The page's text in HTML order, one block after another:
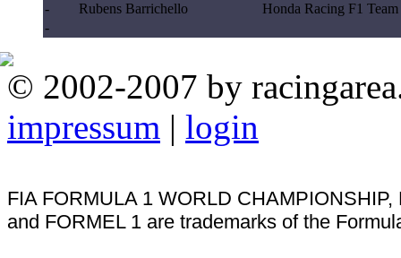
-
Rubens Barrichello
Honda Racing F1 Team
-
© 2002-2007 by
impressum | login
FIA FORMULA 1 WORLD
and FORMEL 1 are trademarks of the